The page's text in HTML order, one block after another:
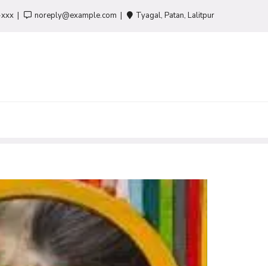
noreply@example.com Tyagal, Patan, Lalitpur